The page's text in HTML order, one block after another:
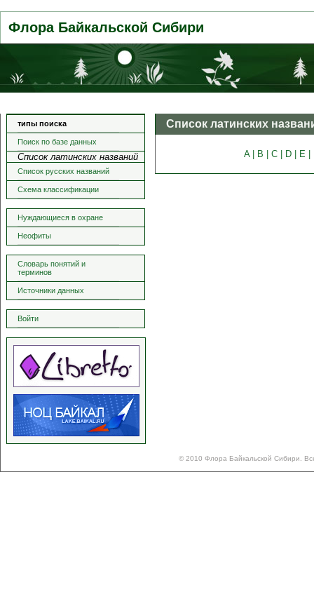
Флора Байкальской Сибири
типы поиска
Поиск по базе данных
Список латинских названий
Список русских названий
Схема классификации
Нуждающиеся в охране
Неофиты
Словарь понятий и
терминов
Источники данных
Войти
Список латинских
A | B | C | D | E |
© 2010 Флора Байкальской Сибири.